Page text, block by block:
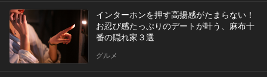
インターホンを押す高揚感がたまらない！
お忍び感たっぷりのデートが叶う、麻布十
番の隠れ家３選
グルメ